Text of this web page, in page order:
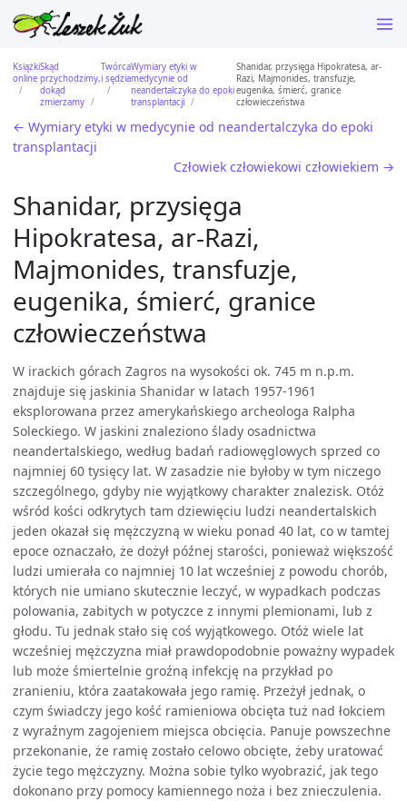
Książki
online
Skąd
przychodzimy,
dokąd
zmierzamy
Twórca
i sędzia
Wymiary etyki w
medycynie od
neandertalczyka do epoki
transplantacji
Shanidar, przysięga Hipokratesa, ar-
Razi, Majmonides, transfuzje,
eugenika, śmierć, granice
człowieczeństwa
← Wymiary etyki w medycynie od neandertalczyka do epoki
transplantacji
Człowiek człowiekowi człowiekiem →
Shanidar, przysięga
Hipokratesa, ar-Razi,
Majmonides, transfuzje,
eugenika, śmierć, granice
człowieczeństwa
W irackich górach Zagros na wysokości ok. 745 m n.p.m.
znajduje się jaskinia Shanidar w latach 1957-1961
eksplorowana przez amerykańskiego archeologa Ralpha
Soleckiego. W jaskini znaleziono ślady osadnictwa
neandertalskiego, według badań radiowęglowych sprzed co
najmniej 60 tysięcy lat. W zasadzie nie byłoby w tym niczego
szczególnego, gdyby nie wyjątkowy charakter znalezisk. Otóż
wśród kości odkrytych tam dziewięciu ludzi neandertalskich
jeden okazał się mężczyzną w wieku ponad 40 lat, co w tamtej
epoce oznaczało, że dożył późnej starości, ponieważ większość
ludzi umierała co najmniej 10 lat wcześniej z powodu chorób,
których nie umiano skutecznie leczyć, w wypadkach podczas
polowania, zabitych w potyczce z innymi plemionami, lub z
głodu. Tu jednak stało się coś wyjątkowego. Otóż wiele lat
wcześniej mężczyzna miał prawdopodobnie poważny wypadek
lub może śmiertelnie groźną infekcję na przykład po
zranieniu, która zaatakowała jego ramię. Przeżył jednak, o
czym świadczy jego kość ramieniowa obcięta tuż nad łokciem
z wyraźnym zagojeniem miejsca obcięcia. Panuje powszechne
przekonanie, że ramię zostało celowo obcięte, żeby uratować
życie tego mężczyzny. Można sobie tylko wyobrazić, jak tego
dokonano przy pomocy kamiennego noża i bez znieczulenia.